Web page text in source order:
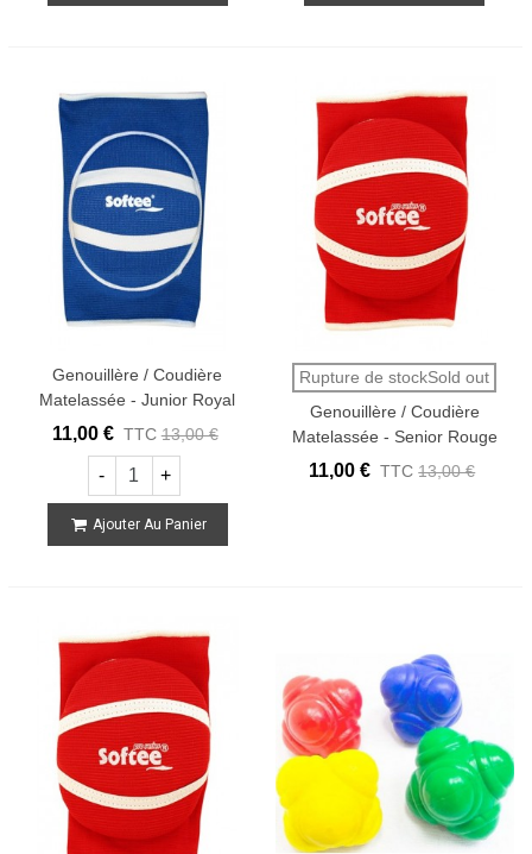
Genouillère / Coudière
Matelassée - Junior Royal
11,00 € TTC 13,00 €
- +
Ajouter Au Panier
Rupture de stockSold out
Genouillère / Coudière
Matelassée - Senior Rouge
11,00 € TTC 13,00 €